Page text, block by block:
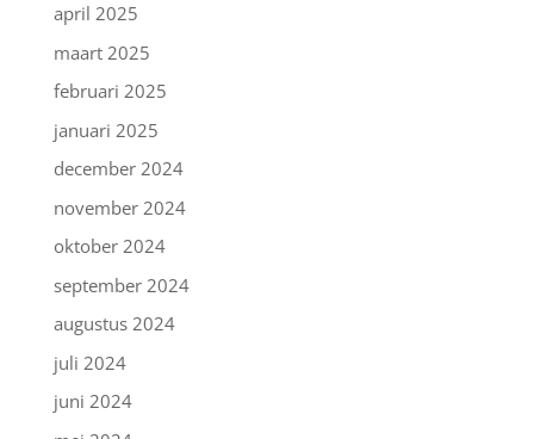
april 2025
maart 2025
februari 2025
januari 2025
december 2024
november 2024
oktober 2024
september 2024
augustus 2024
juli 2024
juni 2024